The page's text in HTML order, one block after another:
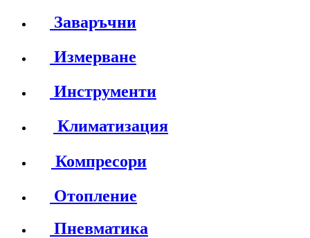
Заваръчни
Измерване
Инструменти
Климатизация
Компресори
Отопление
Пневматика